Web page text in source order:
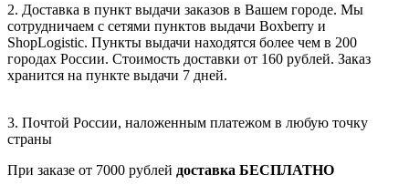
2. Доставка в пункт выдачи заказов в Вашем городе. Мы
сотрудничаем с сетями пунктов выдачи Boxberry и
ShopLogistic. Пункты выдачи находятся более чем в 200
городах России. Стоимость доставки от 160 рублей. Заказ
хранится на пункте выдачи 7 дней.
3. Почтой России, наложенным платежом в любую точку
страны
При заказе от 7000 рублей доставка БЕСПЛАТНО